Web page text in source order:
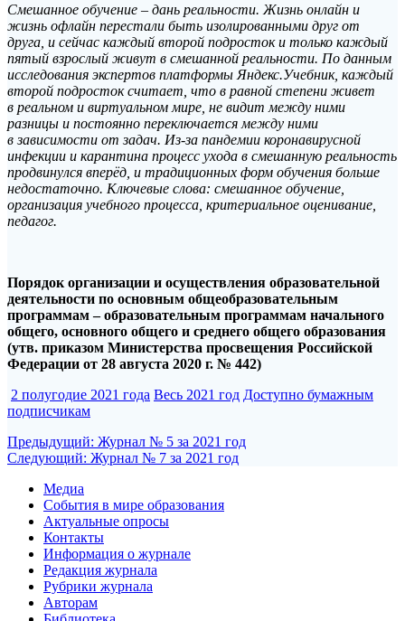
Смешанное обучение – дань реальности. Жизнь онлайн и
жизнь офлайн перестали быть изолированными друг от
друга, и сейчас каждый второй подросток и только каждый
пятый взрослый живут в смешанной реальности. По данным
исследования экспертов платформы Яндекс.Учебник, каждый
второй подросток считает, что в равной степени живет
в реальном и виртуальном мире, не видит между ними
разницы и постоянно переключается между ними
в зависимости от задач. Из-за пандемии коронавирусной
инфекции и карантина процесс ухода в смешанную реальность
продвинулся вперёд, и традиционных форм обучения больше
недостаточно. Ключевые слова: смешанное обучение,
организация учебного процесса, критериальное оценивание,
педагог.
Порядок организации и осуществления образовательной
деятельности по основным общеобразовательным
программам – образовательным программам начального
общего, основного общего и среднего общего образования
(утв. приказом Министерства просвещения Российской
Федерации от 28 августа 2020 г. № 442)
2 полугодие 2021 года Весь 2021 год Доступно бумажным
подписчикам
Навигация
по
записям
Предыдущий: Предыдущая
запись:
Журнал № 5 за 2021 год
Следующий: Следующая
Журнал № 7 за 2021 год
Медиа
События в мире образования
Актуальные опросы
Контакты
Информация о журнале
Редакция журнала
Рубрики журнала
Авторам